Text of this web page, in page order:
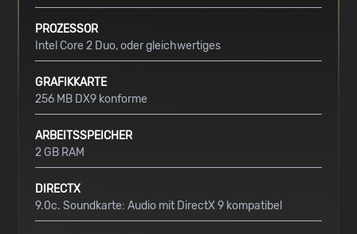
PROZESSOR
Intel Core 2 Duo, oder gleichwertiges
GRAFIKKARTE
256 MB DX9 konforme
ARBEITSSPEICHER
2 GB RAM
DIRECTX
9.0c. Soundkarte: Audio mit DirectX 9 kompatibel